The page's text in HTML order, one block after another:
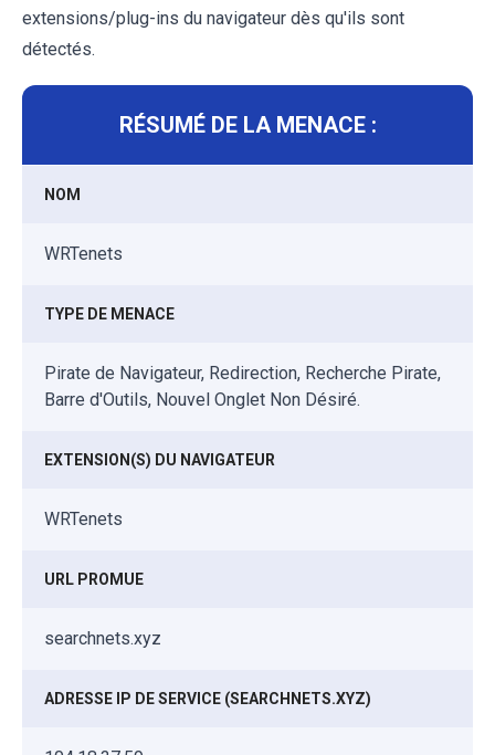
extensions/plug-ins du navigateur dès qu'ils sont
détectés.
RÉSUMÉ DE LA MENACE :
NOM
WRTenets
TYPE DE MENACE
Pirate de Navigateur, Redirection, Recherche Pirate,
Barre d'Outils, Nouvel Onglet Non Désiré.
EXTENSION(S) DU NAVIGATEUR
WRTenets
URL PROMUE
searchnets.xyz
ADRESSE IP DE SERVICE (SEARCHNETS.XYZ)